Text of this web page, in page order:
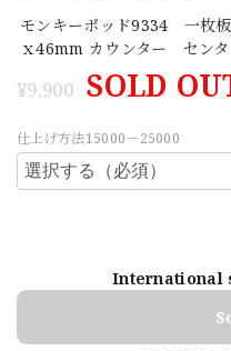
モンキーポッド9334 一枚
ｘ46mm カウンター セン
¥9,900 SOLD
仕上げ方法15000－25000
International